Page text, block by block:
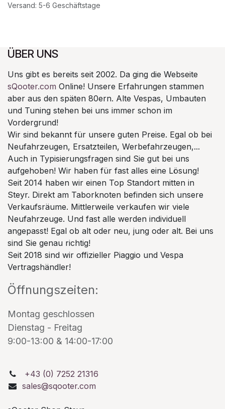
Versand: 5-6 Geschäftstage
ÜBER UNS
Uns gibt es bereits seit 2002. Da ging die Webseite
sQooter.com Online! Unsere Erfahrungen stammen
aber aus den späten 80ern. Alte Vespas, Umbauten
und Tuning stehen bei uns immer schon im
Vordergrund!
Wir sind bekannt für unsere guten Preise. Egal ob bei
Neufahrzeugen, Ersatzteilen, Werbefahrzeugen,...
Auch in Typisierungsfragen sind Sie gut bei uns
aufgehoben! Wir haben für fast alles eine Lösung!
Seit 2014 haben wir einen Top Standort mitten in
Steyr. Direkt am Taborknoten befinden sich unsere
Verkaufsräume. Mittlerweile verkaufen wir viele
Neufahrzeuge. Und fast alle werden individuell
angepasst! Egal ob alt oder neu, jung oder alt. Bei uns
sind Sie genau richtig!
Seit 2018 sind wir offizieller Piaggio und Vespa
Vertragshändler!
Öffnungszeiten:
Montag geschlossen
Dienstag - Freitag
9:00-13:00 & 14:00-17:00
+43 (0) 7252 21316
sales@sqooter.com